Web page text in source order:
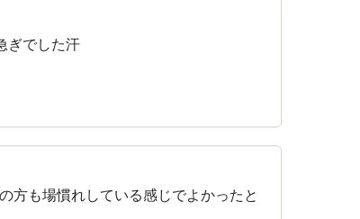
ぎでした汗
方も場慣れしている感じでよかったと